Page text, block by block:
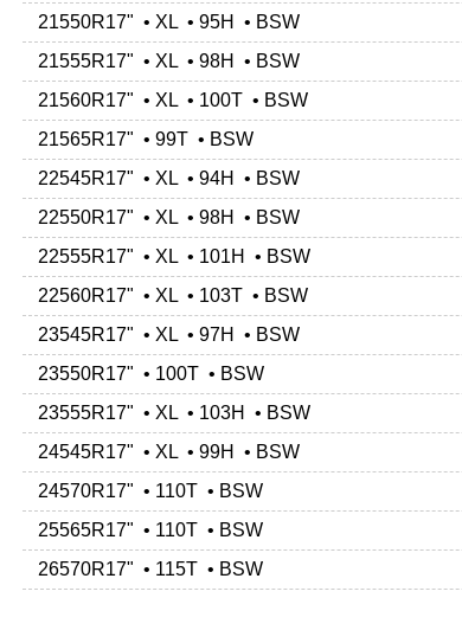
21550R17" • XL • 95H • BSW
21555R17" • XL • 98H • BSW
21560R17" • XL • 100T • BSW
21565R17" • 99T • BSW
22545R17" • XL • 94H • BSW
22550R17" • XL • 98H • BSW
22555R17" • XL • 101H • BSW
22560R17" • XL • 103T • BSW
23545R17" • XL • 97H • BSW
23550R17" • 100T • BSW
23555R17" • XL • 103H • BSW
24545R17" • XL • 99H • BSW
24570R17" • 110T • BSW
25565R17" • 110T • BSW
26570R17" • 115T • BSW